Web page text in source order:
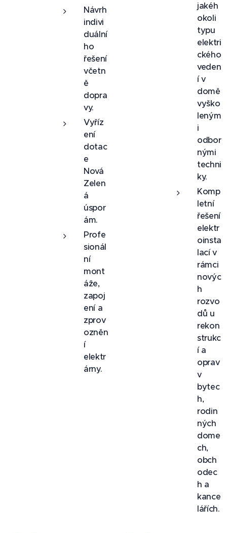
Návrh
indivi
duální
ho
řešení
včetn
ě
dopra
vy.
Vyříz
ení
dotac
e
Nová
Zelen
á
úspor
ám.
Profe
sionál
ní
mont
áže,
zapoj
ení a
zprov
ozněn
í
elektr
árny.
jakéh
okoli
typu
elektri
ckého
veden
í v
domě
vyško
leným
i
odbor
nými
techni
ky.
Komp
letní
řešení
elektr
oinsta
lací v
rámci
novýc
h
rozvo
dů u
rekon
strukc
í a
oprav
v
bytec
h,
rodin
ných
dome
ch,
obch
odec
h a
kance
lářích.